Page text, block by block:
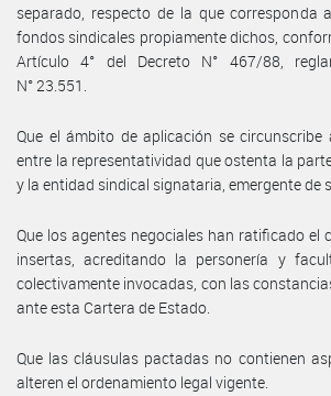
separado, respecto de la que corresponda
fondos sindicales propiamente dichos,
Artículo 4° del Decreto N° 467/88,
N° 23.551.
Que el ámbito de aplicación se circunscribe
entre la representatividad que ostenta la
y la entidad sindical signataria, emergente de
Que los agentes negociales han ratificado el
insertas, acreditando la personería y
colectivamente invocadas, con las
ante esta Cartera de Estado.
Que las cláusulas pactadas no contienen
alteren el ordenamiento legal vigente.